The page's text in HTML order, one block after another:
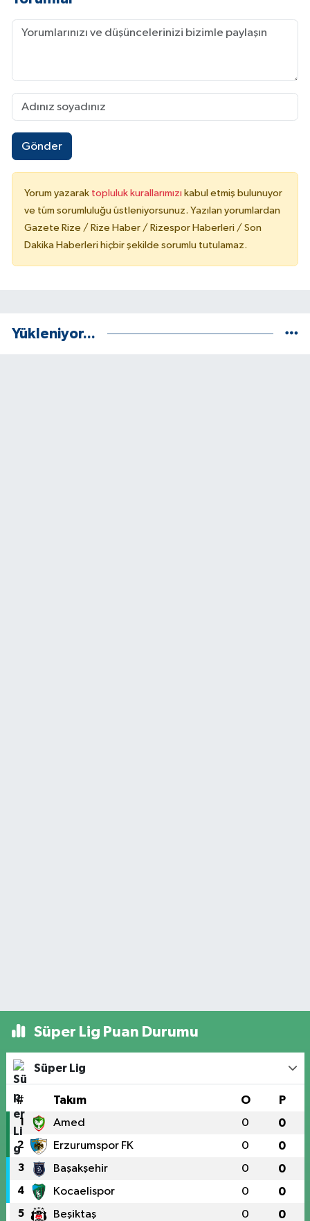
Gönder
Yorum yazarak topluluk kurallarımızı kabul etmiş bulunuyor
ve tüm sorumluluğu üstleniyorsunuz. Yazılan yorumlardan
Gazete Rize / Rize Haber / Rizespor Haberleri / Son
Dakika Haberleri hiçbir şekilde sorumlu tutulamaz.
Yükleniyor...
Süper Lig Puan Durumu
Süper Lig
# Takım O P
1 Amed 0 0
2 Erzurumspor FK 0 0
3 Başakşehir 0 0
4 Kocaelispor 0 0
5 Beşiktaş 0 0